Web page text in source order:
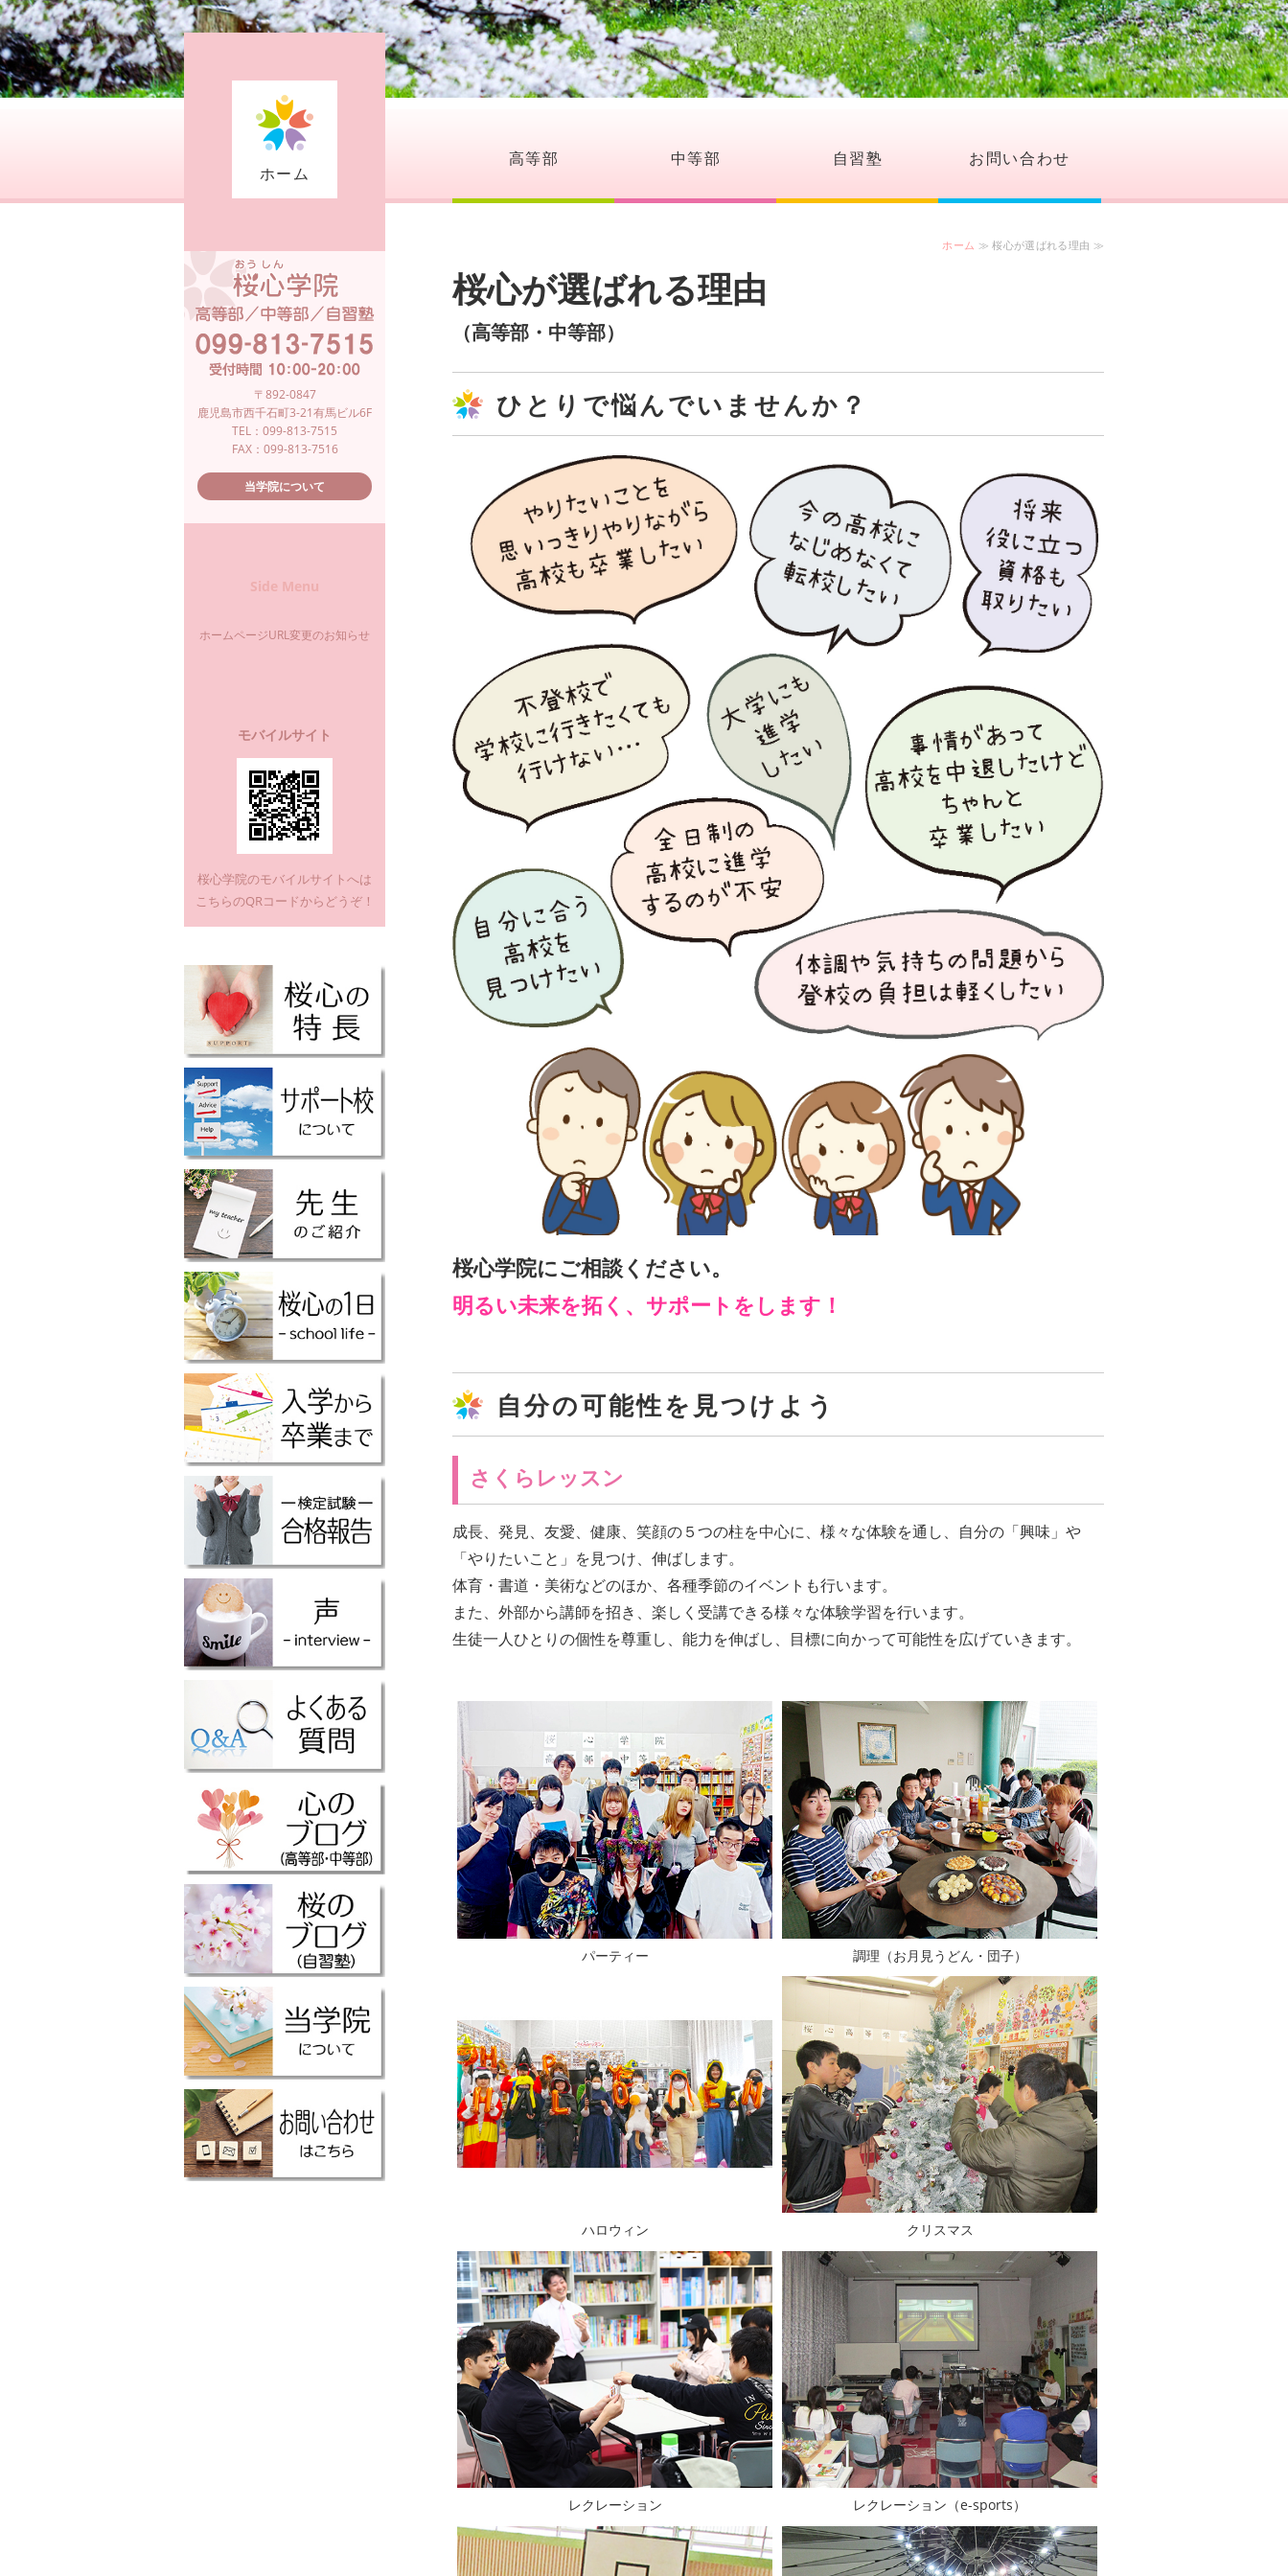
ホーム
高等部 中等部 自習塾 お問い合わせ
ホーム ≫ 桜心が選ばれる理由 ≫
桜心が選ばれる理由
（高等部・中等部）
ひとりで悩んでいませんか？
桜心学院にご相談ください。
明るい未来を拓く、サポートをします！
自分の可能性を見つけよう
さくらレッスン
成長、発見、友愛、健康、笑顔の５つの柱を中心に、様々な体験を通し、自分の「興味」や
「やりたいこと」を見つけ、伸ばします。
体育・書道・美術などのほか、各種季節のイベントも行います。
また、外部から講師を招き、楽しく受講できる様々な体験学習を行います。
生徒一人ひとりの個性を尊重し、能力を伸ばし、目標に向かって可能性を広げていきます。
パーティー 調理（お月見うどん・団子）
ハロウィン クリスマス
レクレーション レクレーション（e-sports）
〒892-0847
鹿児島市西千石町3-21有馬ビル6F
TEL：099-813-7515
FAX：099-813-7516
当学院について
Side Menu
ホームページURL変更のお知らせ
モバイルサイト
桜心学院のモバイルサイトへは
こちらのQRコードからどうぞ！